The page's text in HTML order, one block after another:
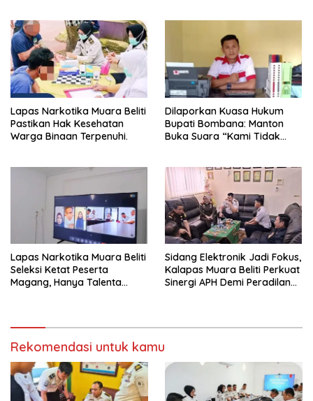
Lapas Narkotika Muara Beliti
Pastikan Hak Kesehatan
Warga Binaan Terpenuhi.
Dilaporkan Kuasa Hukum
Bupati Bombana: Manton
Buka Suara “Kami Tidak
Lapas Narkotika Muara Beliti
Seleksi Ketat Peserta
Magang, Hanya Talenta
Sidang Elektronik Jadi Fokus,
Kalapas Muara Beliti Perkuat
Sinergi APH Demi Peradilan
Rekomendasi untuk kamu